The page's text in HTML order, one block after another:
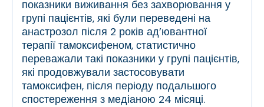
показники виживання без захворювання у
групі пацієнтів, які були переведені на
анастрозол після 2 років ад’ювантної
терапії тамоксифеном, статистично
переважали такі показники у групі пацієнтів,
які продовжували застосовувати
тамоксифен, після періоду подальшого
спостереження з медіаною 24 місяці.